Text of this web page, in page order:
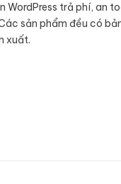
WordPress trả phí, an
sản phẩm đều có
xuất.